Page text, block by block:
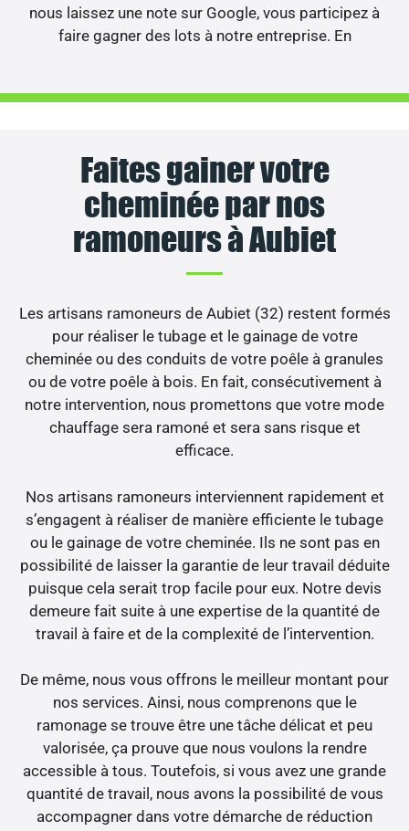
nous laissez une note sur Google, vous participez à
faire gagner des lots à notre entreprise. En
Faites gainer votre
cheminée par nos
ramoneurs à Aubiet
Les artisans ramoneurs de Aubiet (32) restent formés
pour réaliser le tubage et le gainage de votre
cheminée ou des conduits de votre poêle à granules
ou de votre poêle à bois. En fait, consécutivement à
notre intervention, nous promettons que votre mode
chauffage sera ramoné et sera sans risque et
efficace.
Nos artisans ramoneurs interviennent rapidement et
s’engagent à réaliser de manière efficiente le tubage
ou le gainage de votre cheminée. Ils ne sont pas en
possibilité de laisser la garantie de leur travail déduite
puisque cela serait trop facile pour eux. Notre devis
demeure fait suite à une expertise de la quantité de
travail à faire et de la complexité de l’intervention.
De même, nous vous offrons le meilleur montant pour
nos services. Ainsi, nous comprenons que le
ramonage se trouve être une tâche délicat et peu
valorisée, ça prouve que nous voulons la rendre
accessible à tous. Toutefois, si vous avez une grande
quantité de travail, nous avons la possibilité de vous
accompagner dans votre démarche de réduction